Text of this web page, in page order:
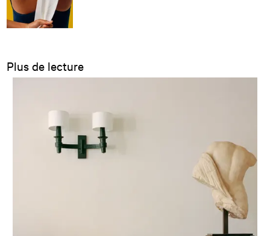
Plus de lecture